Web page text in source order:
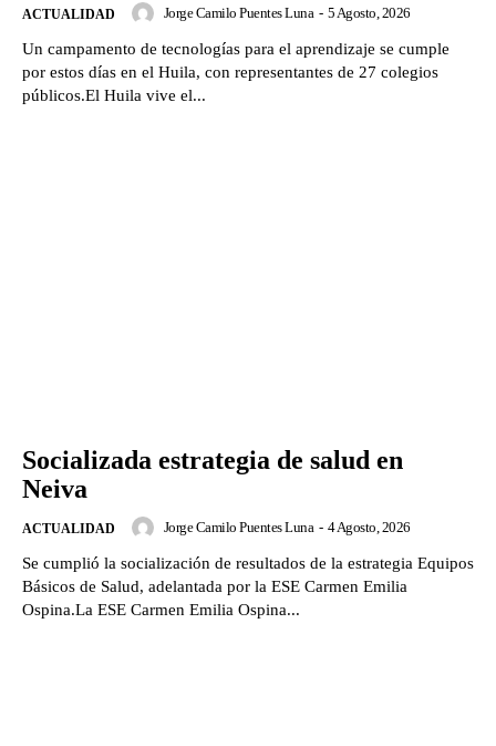
ACTUALIDAD Jorge Camilo Puentes Luna - 5 Agosto, 2026
Un campamento de tecnologías para el aprendizaje se cumple
por estos días en el Huila, con representantes de 27 colegios
públicos.El Huila vive el...
Socializada estrategia de salud en
Neiva
ACTUALIDAD Jorge Camilo Puentes Luna - 4 Agosto, 2026
Se cumplió la socialización de resultados de la estrategia Equipos
Básicos de Salud, adelantada por la ESE Carmen Emilia
Ospina.La ESE Carmen Emilia Ospina...